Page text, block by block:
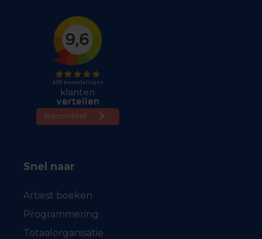
Snel naar
Artiest boeken
Programmering
Totaalorganisatie